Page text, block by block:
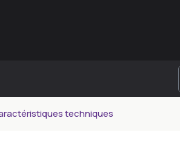
techniques